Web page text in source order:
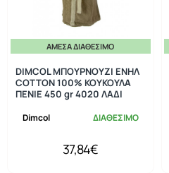
ΆΜΕΣΑ ΔΙΑΘΈΣΙΜΟ
Dimcol ΔΙΑΘΕΣΙΜΟ
DIMCOL ΜΠΟΥΡΝΟΥΖΙ ΕΝΗΛ
COTTON 100% ΚΟΥΚΟΥΛΑ
ΠΕΝΙΕ 450 gr 4020 ΛΑΔΙ
37,84€